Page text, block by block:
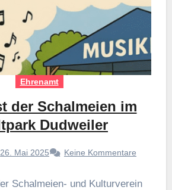
Ehrenamt
der Schalmeien im
Dudweiler
26. Mai 2025 Keine Kommentare
Schalmeien- und Kulturverein